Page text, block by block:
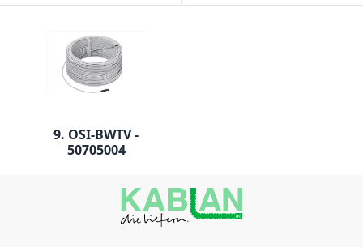
9. OSI-BWTV -
50705004